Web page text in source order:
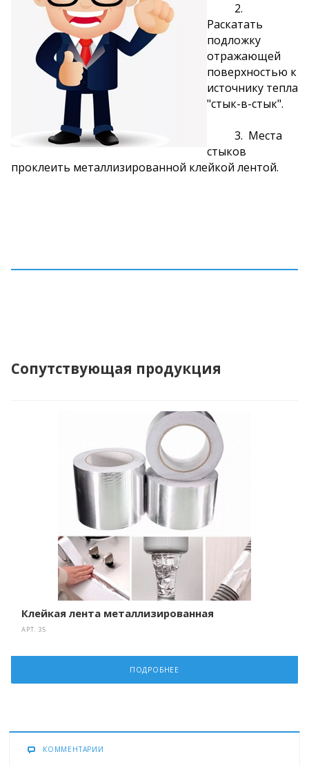
2.
Раскатать
подложку
отражающей
поверхностью к
источнику тепла
"стык-в-стык".
3. Места
стыков
проклеить металлизированной клейкой лентой.
Сопутствующая продукция
Клейкая лента металлизированная
АРТ. 35
ПОДРОБНЕЕ
КОММЕНТАРИИ